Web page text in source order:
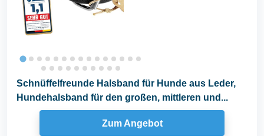
Schnüffelfreunde Halsband für Hunde aus Leder,
Hundehalsband für den großen, mittleren und...
Zum Angebot